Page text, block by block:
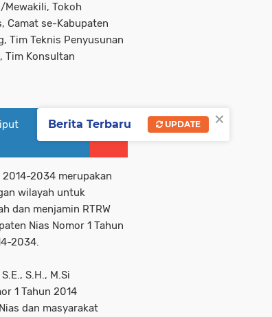
Mewakili, Tokoh
Camat se-Kabupaten
Tim Teknis Penyusunan
Tim Konsultan
2014-2034 merupakan
wilayah untuk
dan menjamin RTRW
Nias Nomor 1 Tahun
2034.
S.H., M.Si
1 Tahun 2014
dan masyarakat
×
Berita Terbaru UPDATE